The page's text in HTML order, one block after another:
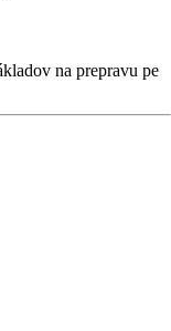
na prepravu pe